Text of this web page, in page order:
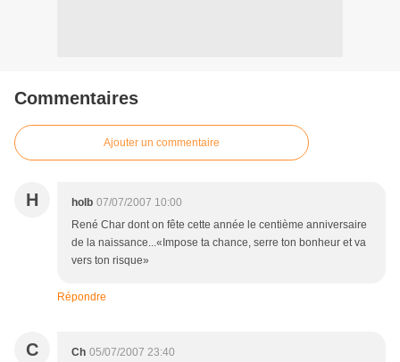
Commentaires
Ajouter un commentaire
H holb 07/07/2007 10:00
René Char dont on fête cette année le centième anniversaire
de la naissance...«Impose ta chance, serre ton bonheur et va
vers ton risque»
Répondre
C Ch 05/07/2007 23:40